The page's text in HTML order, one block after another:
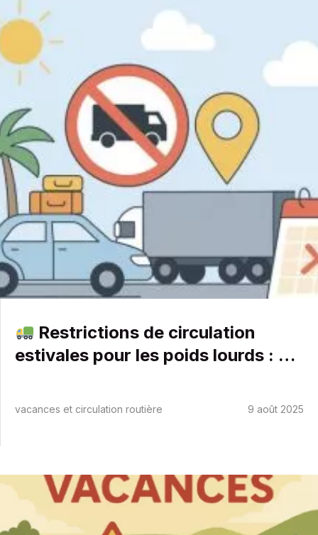
Compétences
de
circulation
estivales
pour
poids
lourds
un
enjeu
pour
les
vacances
Restrictions de circulation
estivales pour les poids lourds : un
vacances et circulation routière 9 août 2025
Sécurité